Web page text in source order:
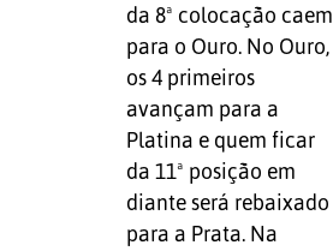
da 8ª colocação caem
para o Ouro. No Ouro,
os 4 primeiros
avançam para a
Platina e quem ficar
da 11ª posição em
diante será rebaixado
para a Prata. Na